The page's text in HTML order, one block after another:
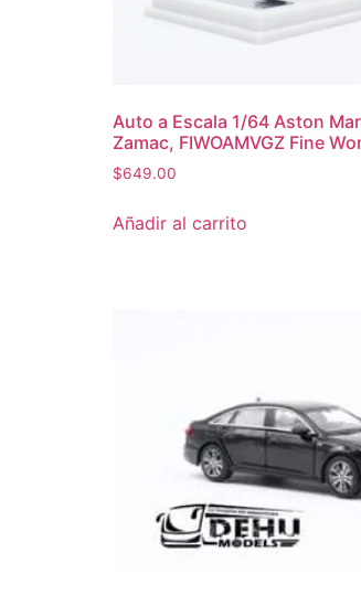
Auto a Escala 1/64 Aston
Zamac, FIWOAMVGZ Fine
$649.00
Añadir al carrito